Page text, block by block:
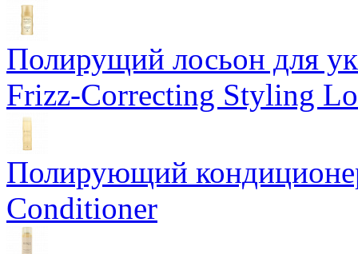
Полирущий лосьон для
Frizz-Correcting Styling
Полирующий
Conditioner